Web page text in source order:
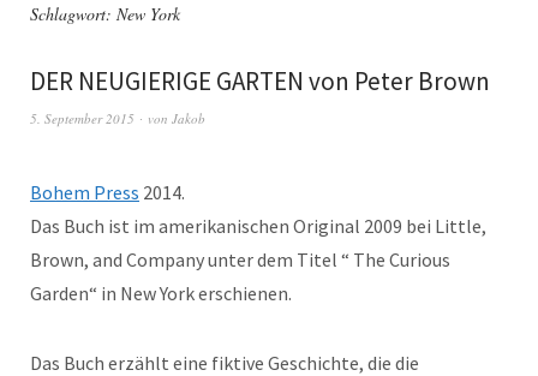
Schlagwort: New York
DER NEUGIERIGE GARTEN von Peter Brown
5. September 2015 von Jakob
Bohem Press 2014.
Das Buch ist im amerikanischen Original 2009 bei Little,
Brown, and Company unter dem Titel “ The Curious
Garden“ in New York erschienen.
Das Buch erzählt eine fiktive Geschichte, die die